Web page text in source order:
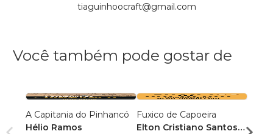
tiaguinhoocraft@gmail.com
Você também pode gostar de
A Capitania do Pinhancó
Hélio Ramos
Fuxico de Capoeira
Elton Cristiano Santos